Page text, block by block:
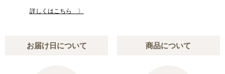
詳しくはこちら 〉
お届け日について 商品について